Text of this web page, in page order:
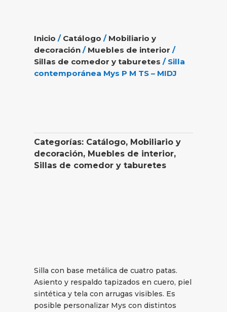
Inicio / Catálogo / Mobiliario y
decoración / Muebles de interior /
Sillas de comedor y taburetes / Silla
contemporánea Mys P M TS – MIDJ
Categorías: Catálogo, Mobiliario y
decoración, Muebles de interior,
Sillas de comedor y taburetes
Silla con base metálica de cuatro patas.
Asiento y respaldo tapizados en cuero, piel
sintética y tela con arrugas visibles. Es
posible personalizar Mys con distintos